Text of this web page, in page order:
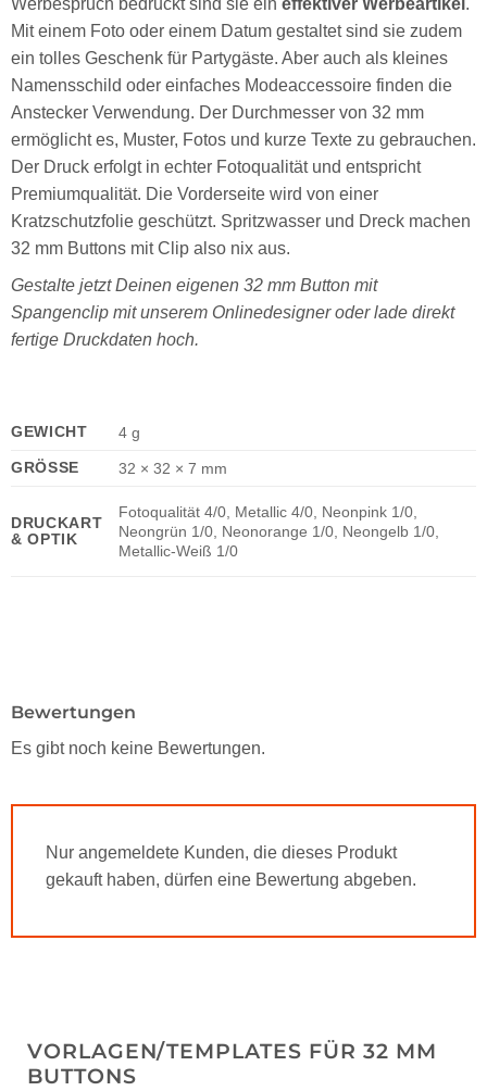
Werbespruch bedruckt sind sie ein effektiver Werbeartikel .
Mit einem Foto oder einem Datum gestaltet sind sie zudem
ein tolles Geschenk für Partygäste. Aber auch als kleines
Namensschild oder einfaches Modeaccessoire finden die
Anstecker Verwendung. Der Durchmesser von 32 mm
ermöglicht es, Muster, Fotos und kurze Texte zu gebrauchen.
Der Druck erfolgt in echter Fotoqualität und entspricht
Premiumqualität. Die Vorderseite wird von einer
Kratzschutzfolie geschützt. Spritzwasser und Dreck machen
32 mm Buttons mit Clip also nix aus.
Gestalte jetzt Deinen eigenen 32 mm Button mit
Spangenclip mit unserem Onlinedesigner oder lade direkt
fertige Druckdaten hoch.
GEWICHT
4 g
GRÖSSE
32 × 32 × 7 mm
DRUCKART
& OPTIK
Fotoqualität 4/0, Metallic 4/0, Neonpink 1/0,
Neongrün 1/0, Neonorange 1/0, Neongelb 1/0,
Metallic-Weiß 1/0
Bewertungen
Es gibt noch keine Bewertungen.
Nur angemeldete Kunden, die dieses Produkt
gekauft haben, dürfen eine Bewertung abgeben.
VORLAGEN/TEMPLATES FÜR 32 MM
BUTTONS